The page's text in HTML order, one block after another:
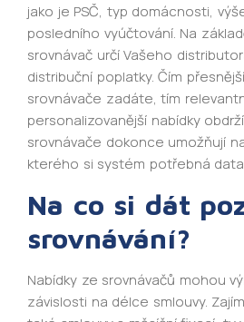
jako je PSČ, typ domácnosti,
posledního vyúčtování. Na
srovnávač určí Vašeho
distribuční poplatky. Čím
srovnávače zadáte, tím
personalizovanější nabídky
srovnávače dokonce umožňují
kterého si systém potřebná
Na co si dát
srovnávání?
Nabídky ze srovnávačů mohou
závislosti na délce smlouvy.